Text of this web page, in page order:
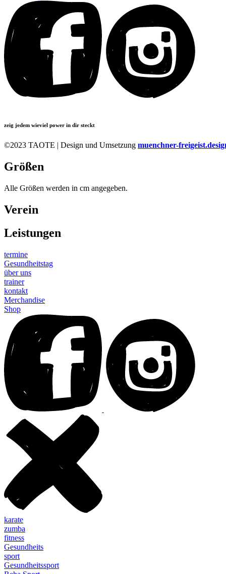
zeig jedem wieviel power in dir steckt
©2023 TAOTE | Design und Umsetzung muenchner-
Größen
Alle Größen werden in cm angegeben.
Verein
Leistungen
termine
Gesundheitstag
über uns
trainer
kontakt
Merchandise
Shop
karate
zumba
fitness
Gesundheits
sport
Gesundheitssport